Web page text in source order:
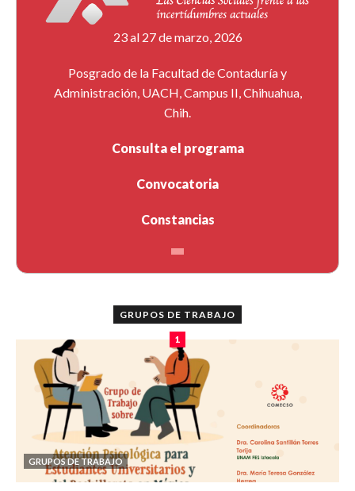
23 al 27 de marzo, 2026
Posgrado de la Facultad de Contaduría y
Administración, UACH, Campus II, Chihuahua,
Chih.
Consulta el programa
Convocatoria
Constancias
GRUPOS DE TRABAJO
1
GRUPOS DE TRABAJO